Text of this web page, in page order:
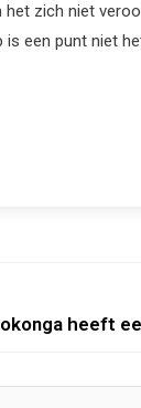
het zich niet
een punt niet
heeft